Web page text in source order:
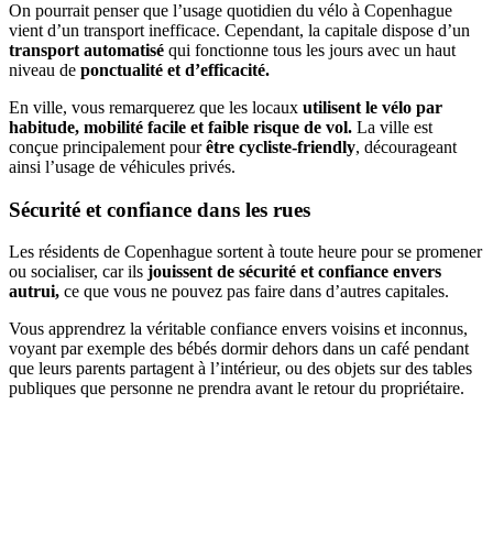
On pourrait penser que l’usage quotidien du vélo à Copenhague
vient d’un transport inefficace. Cependant, la capitale dispose d’un
transport automatisé qui fonctionne tous les jours avec un haut
niveau de ponctualité et d’efficacité.
En ville, vous remarquerez que les locaux utilisent le vélo par
habitude, mobilité facile et faible risque de vol. La ville est
conçue principalement pourêtre cycliste-friendly, décourageant
ainsi l’usage de véhicules privés.
Sécurité et confiance dans les rues
Les résidents de Copenhague sortent à toute heure pour se promener
ou socialiser, car ils jouissent de sécurité et confiance envers
autrui, ce que vous ne pouvez pas faire dans d’autres capitales.
Vous apprendrez la véritable confiance envers voisins et inconnus,
voyant par exemple des bébés dormir dehors dans un café pendant
que leurs parents partagent à l’intérieur, ou des objets sur des tables
publiques que personne ne prendra avant le retour du propriétaire.